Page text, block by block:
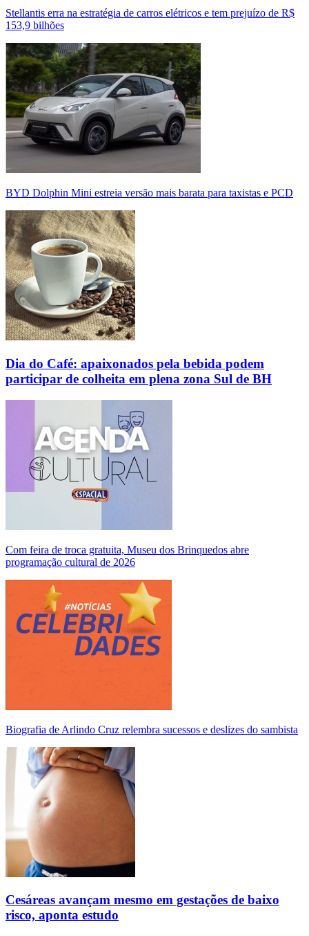
Stellantis erra na estratégia de carros elétricos e tem prejuízo de R$
153,9 bilhões
BYD Dolphin Mini estreia versão mais barata para taxistas e PCD
Dia do Café: apaixonados pela bebida podem
participar de colheita em plena zona Sul de BH
Com feira de troca gratuita, Museu dos Brinquedos abre
programação cultural de 2026
Biografia de Arlindo Cruz relembra sucessos e deslizes do sambista
Cesáreas avançam mesmo em gestações de baixo
risco, aponta estudo